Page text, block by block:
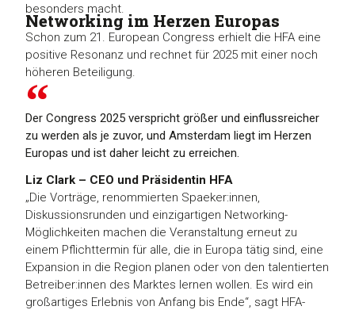
besonders macht.
Networking im Herzen Europas
Schon zum 21. European Congress erhielt die HFA eine
positive Resonanz und rechnet für 2025 mit einer noch
höheren Beteiligung.
Der Congress 2025 verspricht größer und einflussreicher
zu werden als je zuvor, und Amsterdam liegt im Herzen
Europas und ist daher leicht zu erreichen.
Liz Clark – CEO und Präsidentin HFA
„Die Vorträge, renommierten Spaeker:innen,
Diskussionsrunden und einzigartigen Networking-
Möglichkeiten machen die Veranstaltung erneut zu
einem Pflichttermin für alle, die in Europa tätig sind, eine
Expansion in die Region planen oder von den talentierten
Betreiber:innen des Marktes lernen wollen. Es wird ein
großartiges Erlebnis von Anfang bis Ende“, sagt HFA-